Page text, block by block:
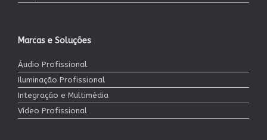
Marcas e Soluções
Áudio Profissional
Iluminação Profissional
Integração e Multimédia
Vídeo Profissional